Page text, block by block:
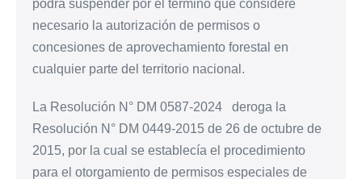
podrá suspender por el término que considere
necesario la autorización de permisos o
concesiones de aprovechamiento forestal en
cualquier parte del territorio nacional.
La Resolución N° DM 0587-2024 deroga la
Resolución N° DM 0449-2015 de 26 de octubre de
2015, por la cual se establecía el procedimiento
para el otorgamiento de permisos especiales de